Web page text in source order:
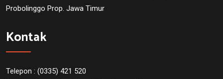
Probolinggo Prop. Jawa Timur
Kontak
Telepon : (0335) 421 520